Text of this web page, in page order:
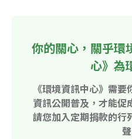
你的關心，關乎
心》為
《環境資訊中心》需
資訊公開普及，才能促
請您加入定期捐款的行